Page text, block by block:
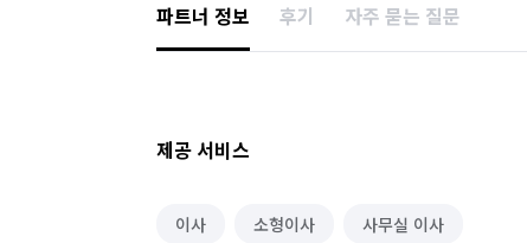
파트너 정보 후기 자주 묻는 질문
제공 서비스
이사 소형이사 사무실 이사